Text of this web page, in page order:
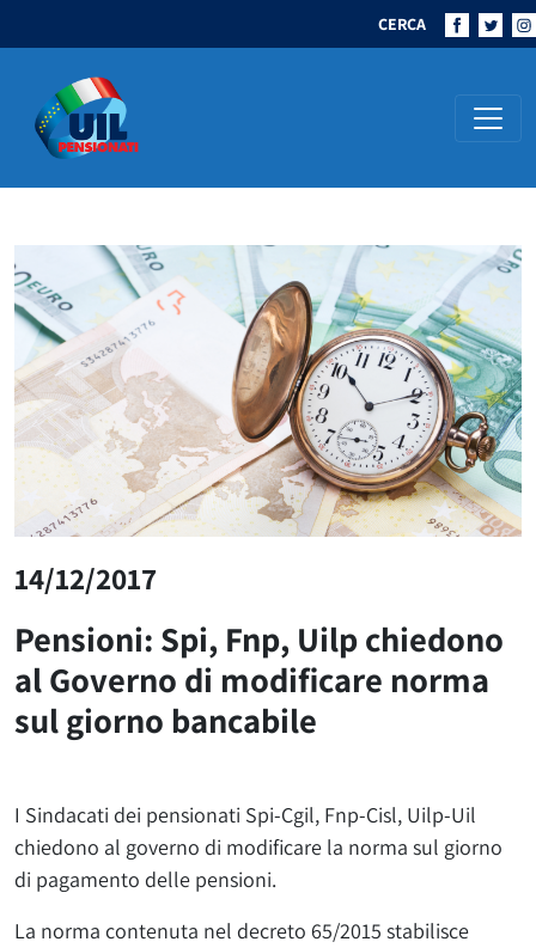
CERCA
Navigazione principale
14/12/2017
Pensioni: Spi, Fnp, Uilp chiedono
al Governo di modificare norma
sul giorno bancabile
I Sindacati dei pensionati Spi-Cgil, Fnp-Cisl, Uilp-Uil
chiedono al governo di modificare la norma sul giorno
di pagamento delle pensioni.
La norma contenuta nel decreto 65/2015 stabilisce